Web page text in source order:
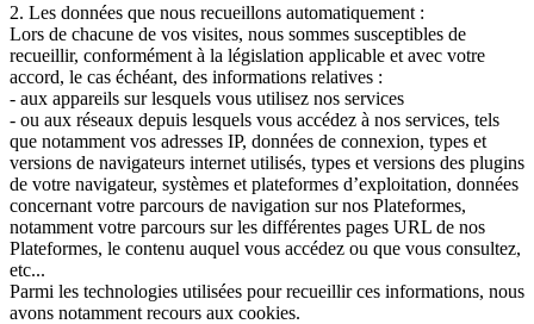
2. Les données que nous recueillons automatiquement :
Lors de chacune de vos visites, nous sommes susceptibles de
recueillir, conformément à la législation applicable et avec votre
accord, le cas échéant, des informations relatives :
- aux appareils sur lesquels vous utilisez nos services
- ou aux réseaux depuis lesquels vous accédez à nos services, tels
que notamment vos adresses IP, données de connexion, types et
versions de navigateurs internet utilisés, types et versions des plugins
de votre navigateur, systèmes et plateformes d’exploitation, données
concernant votre parcours de navigation sur nos Plateformes,
notamment votre parcours sur les différentes pages URL de nos
Plateformes, le contenu auquel vous accédez ou que vous consultez,
etc...
Parmi les technologies utilisées pour recueillir ces informations, nous
avons notamment recours aux cookies.